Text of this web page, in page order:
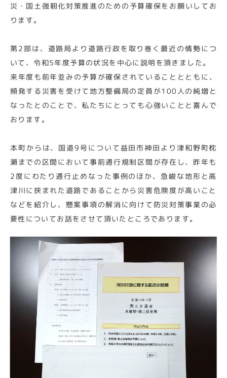
災・国土強靭化対策推進のための予算確保をお願いしてお
ります。
第2部は、道路局より道路行政を取り巻く最近の情勢につ
いて、令和5年度予算の状況を中心に説明を頂きました。
来年度も前年並みの予算が確保されていることとともに、
頻発する災害を受けて地方整備局の定員が100人の純増と
なったとのことで、私たちにとっても心強いことと喜んで
おります。
本町からは、国道9号について益田市神田より津和野町枕
瀬までの区間において事前通行規制区間が存在し、昨年も
2度にわたり通行止めなった事例のほか、急峻な地形と高
津川に挟まれた道路であることから災害危険度が高いこと
などを紹介し、懸案事項の解消に向けて防災対策事業の必
要性についてお話をさせて頂いたところであります。